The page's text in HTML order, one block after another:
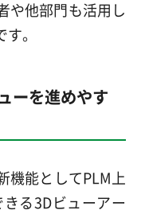
や他部門も活用し
。
ーを進めやす
機能としてPLM上
る3Dビューアー